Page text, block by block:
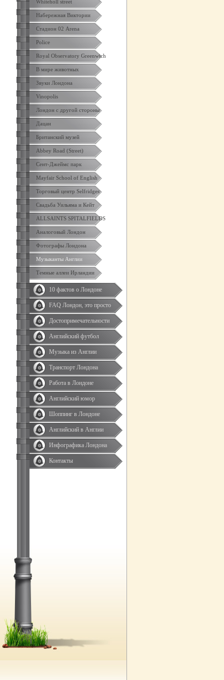
Whiteholl street
Набережная Виктории
Стадион 02 Arena
Police
Royal Observatory Greenwich
В мире животных
Звуки Лондона
Vinopolis
Лондон с другой стороны
Дацан
Британский музей
Abbey Road (Street)
Сент-Джеймс парк
Mayfair School of English
Торговый центр Selfridges
Свадьба Уильяма и Кейт
ALLSAINTS SPITALFIELDS
Аналоговый Лондон
Фотографы Лондона
Музыканты Англии
Темные аллеи Ирландии
10 фактов о Лондоне
FAQ Лондон, это просто
Достопримечательности
Английский футбол
Музыка из Англии
Транспорт Лондона
Работа в Лондоне
Английский юмор
Шоппинг в Лондоне
Английский в Англии
Инфографика Лондона
Контакты